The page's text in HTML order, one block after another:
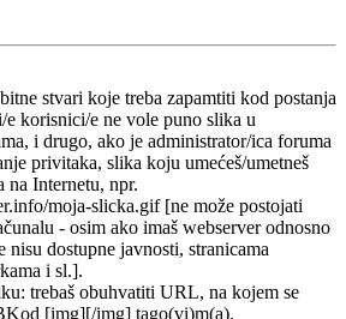
stvari koje treba zapamtiti kod postanja
korisnici/e ne vole puno slika u
i drugo, ako je administrator/ica foruma
privitaka, slika koju umećeš/umetneš
na Internetu, npr.
moja-slicka.gif [ne može postojati
- osim ako imaš webserver odnosno
nisu dostupne javnosti, stranicama
i sl.].
trebaš obuhvatiti URL, na kojem se
[img][/img] tago(vi)m(a).